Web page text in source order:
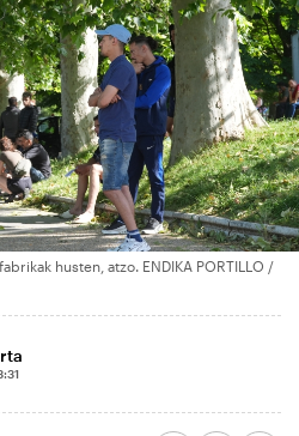
husten, atzo. ENDIKA PORTILLO /